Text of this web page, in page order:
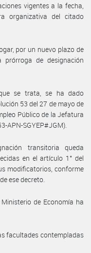
vigentes a la fecha,
organizativa del citado
por un nuevo plazo de
de designación
se trata, se ha dado
53 del 27 de mayo de
Público de la Jefatura
APN-SGYEP#JGM).
transitoria queda
en el artículo 1° del
modificatorios, conforme
ese decreto.
de Economía ha
facultades contempladas